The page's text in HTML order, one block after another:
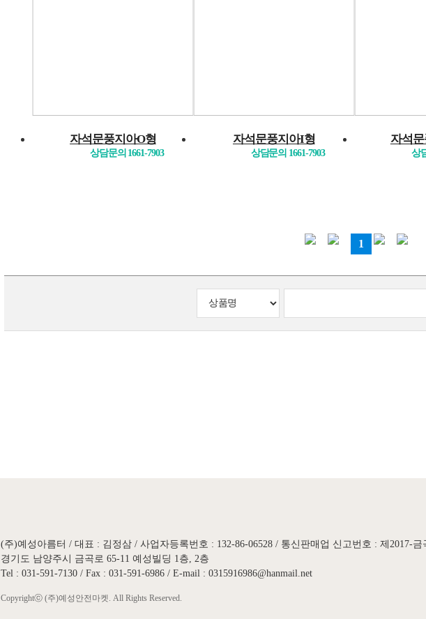
자석문풍지아O형
상담문의 1661-7903
자석문풍지아I형
상담문의 1661-7903
자석
상
1
(주)예성아름터 / 대표 : 김정삼 / 사업자등록번호 : 132-86-06528 / 통신판매업 신고번호 : 제2017-금
경기도 남양주시 금곡로 65-11 예성빌딩 1층, 2층
Tel : 031-591-7130 / Fax : 031-591-6986 / E-mail : 0315916986@hanmail.net
Copyrightⓒ (주)예성안전마켓. All Rights Reserved.